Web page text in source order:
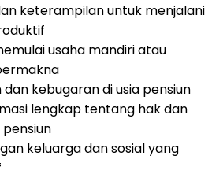
keterampilan untuk menjalani
usaha mandiri atau
kebugaran di usia pensiun
lengkap tentang hak dan
keluarga dan sosial yang